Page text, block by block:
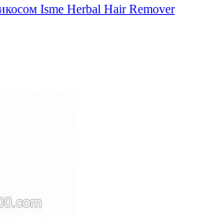
Isme Herbal Hair Remover